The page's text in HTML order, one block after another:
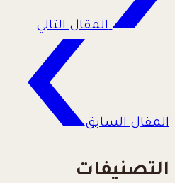
المقال التالي
المقال السابق
التصنيفات